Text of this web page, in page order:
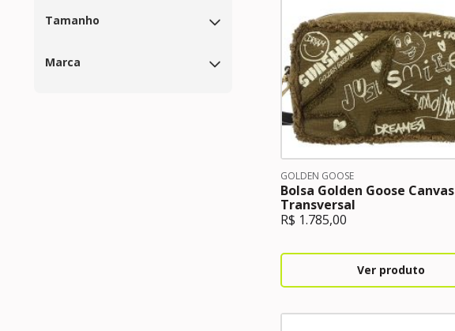
Tamanho
Marca
GOLDEN GOOSE
Bolsa Golden Goose Canvas
Transversal
R$ 1.785,00
Ver produto